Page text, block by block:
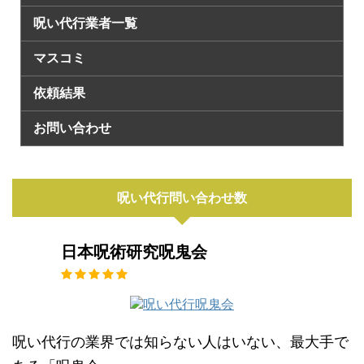
呪い代行業者一覧
マスコミ
依頼結果
お問い合わせ
呪い代行問い合わせ数
日本呪術研究呪鬼会
呪い代行の業界では知らない人はいない、最大手で